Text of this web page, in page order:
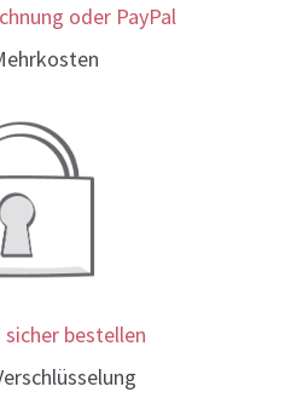
oder PayPal
sicher bestellen